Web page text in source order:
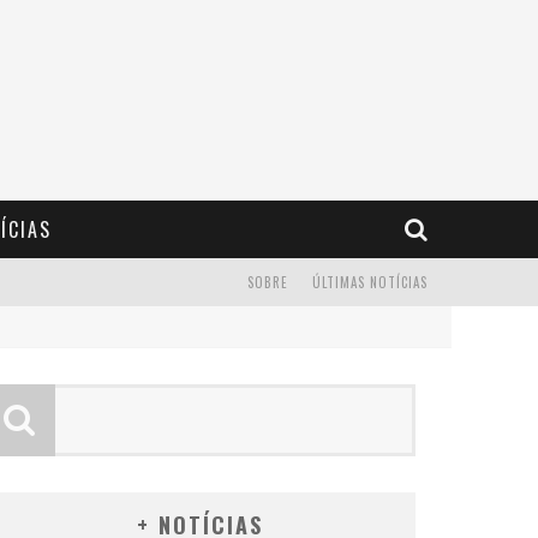
ÚLTIMAS NOTÍCIAS
SOBRE
+ NOTÍCIAS